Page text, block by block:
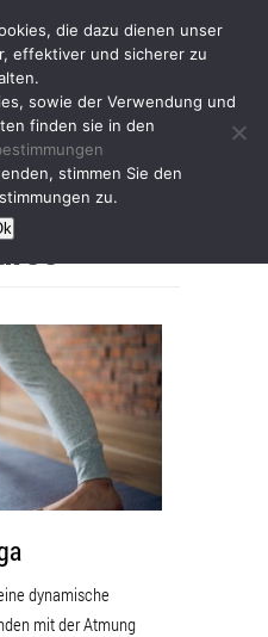
dynamische
mit der Atmung
die dazu dienen unser
effektiver und sicherer zu
sowie der Verwendung und
finden sie in den
stimmen Sie den
zu.